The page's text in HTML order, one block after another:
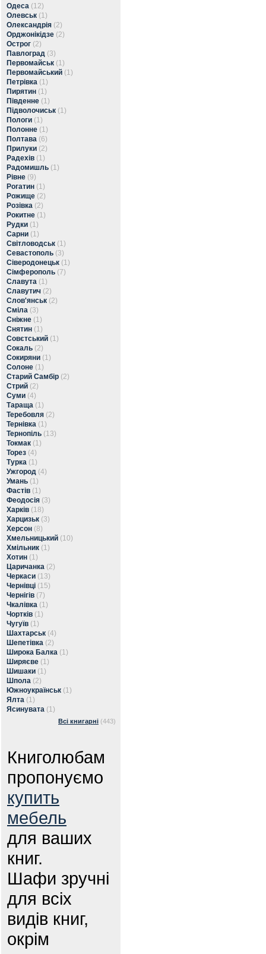
Одеса (12)
Олевськ (1)
Олександрія (2)
Орджонікідзе (2)
Острог (2)
Павлоград (3)
Первомайськ (1)
Первомайський (1)
Петрівка (1)
Пирятин (1)
Південне (1)
Підволочиськ (1)
Пологи (1)
Полонне (1)
Полтава (6)
Прилуки (2)
Радехів (1)
Радомишль (1)
Рівне (9)
Рогатин (1)
Рожище (2)
Розівка (2)
Рокитне (1)
Рудки (1)
Сарни (1)
Світловодськ (1)
Севастополь (3)
Сіверодонецьк (1)
Сімферополь (7)
Славута (1)
Славутич (2)
Слов'янськ (2)
Сміла (3)
Сніжне (1)
Снятин (1)
Совєтський (1)
Сокаль (2)
Сокиряни (1)
Солоне (1)
Старий Самбір (2)
Стрий (2)
Суми (4)
Тараща (1)
Теребовля (2)
Тернівка (1)
Тернопіль (13)
Токмак (1)
Торез (4)
Турка (1)
Ужгород (4)
Умань (1)
Фастів (1)
Феодосія (3)
Харків (18)
Харцизьк (3)
Херсон (8)
Хмельницький (10)
Хмільник (1)
Хотин (1)
Царичанка (2)
Черкаси (13)
Чернівці (15)
Чернігів (7)
Чкалівка (1)
Чортків (1)
Чугуїв (1)
Шахтарськ (4)
Шепетівка (2)
Широка Балка (1)
Ширяєве (1)
Шишаки (1)
Шпола (2)
Южноукраїнськ (1)
Ялта (1)
Ясинувата (1)
Всі книгарні (443)
Книголюбам
пропонуємо
купить
мебель
для ваших
книг.
Шафи зручні
для всіх
видів книг,
окрім